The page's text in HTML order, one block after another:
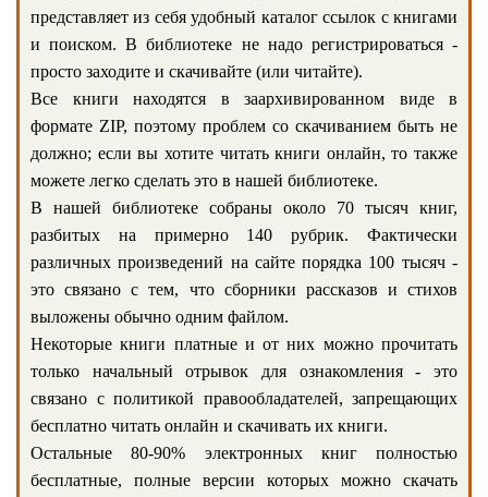
представляет из себя удобный каталог ссылок с книгами
и поиском. В библиотеке не надо регистрироваться -
просто заходите и скачивайте (или читайте).
Все книги находятся в заархивированном виде в
формате ZIP, поэтому проблем со скачиванием быть не
должно; если вы хотите читать книги онлайн, то также
можете легко сделать это в нашей библиотеке.
В нашей библиотеке собраны около 70 тысяч книг,
разбитых на примерно 140 рубрик. Фактически
различных произведений на сайте порядка 100 тысяч -
это связано с тем, что сборники рассказов и стихов
выложены обычно одним файлом.
Некоторые книги платные и от них можно прочитать
только начальный отрывок для ознакомления - это
связано с политикой правообладателей, запрещающих
бесплатно читать онлайн и скачивать их книги.
Остальные 80-90% электронных книг полностью
бесплатные, полные версии которых можно скачать